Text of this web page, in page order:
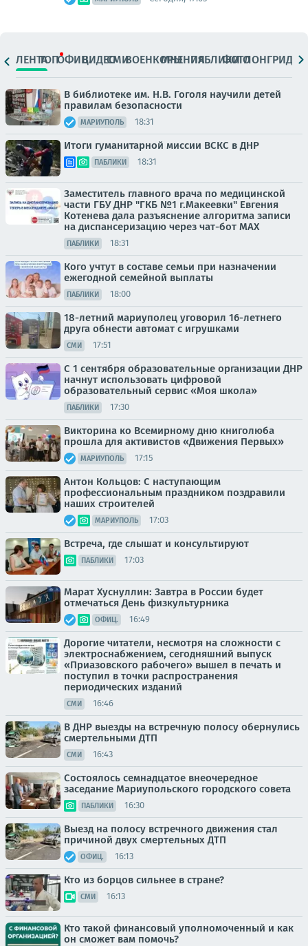
ЛЕНТАТОПОФИЦ.ВИДЕОСМИВОЕНКОРЫМНЕНИЯПАБЛИКИ
ФОТОЛОНГРИДЫ
В библиотеке им. Н.В. Гоголя научили детей
правилам безопасности
МАРИУПОЛЬ 18:31
Итоги гуманитарной миссии ВСКС в ДНР
ПАБЛИКИ 18:31
Заместитель главного врача по медицинской
части ГБУ ДНР "ГКБ №1 г.Макеевки" Евгения
Котенева дала разъяснение алгоритма записи
на диспансеризацию через чат-бот МАХ
ПАБЛИКИ 18:31
Кого учтут в составе семьи при назначении
ежегодной семейной выплаты
ПАБЛИКИ 18:00
18-летний мариуполец уговорил 16-летнего
друга обнести автомат с игрушками
СМИ 17:51
С 1 сентября образовательные организации ДНР
начнут использовать цифровой
образовательный сервис «Моя школа»
ПАБЛИКИ 17:30
Викторина ко Всемирному дню книголюба
прошла для активистов «Движения Первых»
МАРИУПОЛЬ 17:15
Антон Кольцов: С наступающим
профессиональным праздником поздравили
наших строителей
МАРИУПОЛЬ 17:03
Встреча, где слышат и консультируют
ПАБЛИКИ 17:03
Марат Хуснуллин: Завтра в России будет
отмечаться День физкультурника
ОФИЦ. 16:49
Дорогие читатели, несмотря на сложности с
электроснабжением, сегодняшний выпуск
«Приазовского рабочего» вышел в печать и
поступил в точки распространения
периодических изданий
СМИ 16:46
В ДНР выезды на встречную полосу обернулись
смертельными ДТП
СМИ 16:43
Состоялось семнадцатое внеочередное
заседание Мариупольского городского совета
ПАБЛИКИ 16:30
Выезд на полосу встречного движения стал
причиной двух смертельных ДТП
ОФИЦ. 16:13
Кто из борцов сильнее в стране?
СМИ 16:13
Кто такой финансовый уполномоченный и как
он сможет вам помочь?